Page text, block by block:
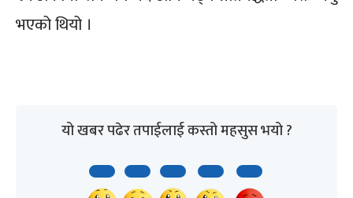
भएको थियो ।
यो खबर पढेर तपाईलाई कस्तो महसुस भयो ?